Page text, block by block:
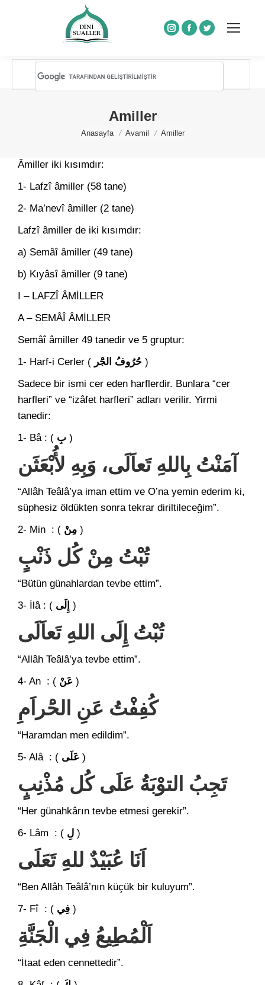
Instagram
Facebook
Twitter
Amiller
You are here:
Anasayfa Avamil Amiller
Âmiller iki kısımdır:
1- Lafzî âmiller (58 tane)
2- Ma’nevî âmiller (2 tane)
Lafzî âmiller de iki kısımdır:
a) Semâî âmiller (49 tane)
b) Kıyâsî âmiller (9 tane)
I – LAFZÎ ÂMİLLER
A – SEMÂÎ ÂMİLLER
Semâî âmiller 49 tanedir ve 5 gruptur:
1- Harf-i Cerler ( حُرُوفُ الجَْر )
Sadece bir ismi cer eden harflerdir. Bunlara “cer
harfleri” ve “izâfet harfleri” adları verilir. Yirmi
tanedir:
1- Bâ : ( بِ )
آمَنْتُ بِاللهِ تَعاَلَى، وَبِهِ لأُبْعَثَن
“Allâh Teâlâ’ya iman ettim ve O’na yemin ederim ki,
süphesiz öldükten sonra tekrar diriltileceğim”.
2- Min : ( مِنْ )
تُبْتُ مِنْ كُل ذَنْبٍ
“Bütün günahlardan tevbe ettim”.
3- İlâ : (
)
تُبْتُ إِلَى اللهِ تَعاَلَى
“Allâh Teâlâ’ya tevbe ettim”.
4- An : ( عَنْ )
كُفِفْتُ عَنِ الحَْراَمِ
“Haramdan men edildim”.
5- Alâ : ( عَلَى )
تَجِبُ التوْبَةُ عَلَى كُل مُذْنِبٍ
“Her günahkârın tevbe etmesi gerekir”.
6- Lâm : ( لِ )
اَنَا عُبَيْدٌ للهِ تَعَلَى
“Ben Allâh Teâlâ’nın küçük bir kuluyum”.
7- Fî : ( فِي )
اَلْمُطِيعُ فِي الْجَنَّةِ
“İtaat eden cennettedir”.